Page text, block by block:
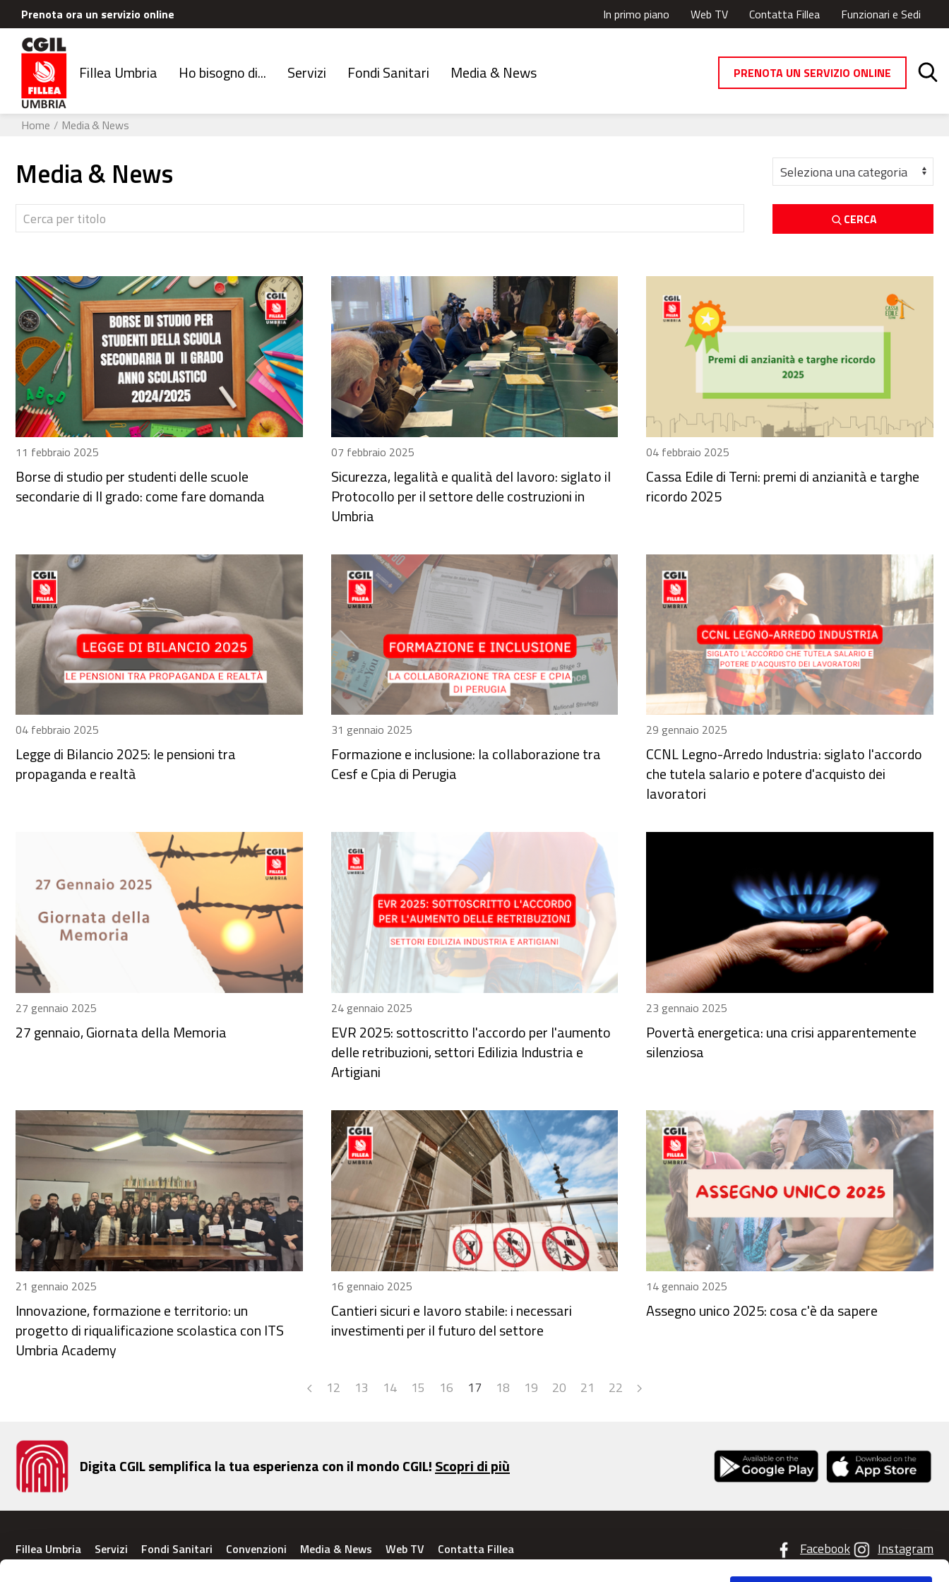
Prenota ora un servizio online In primo piano Web TV Contatta Fillea Funzionari e Sedi
Fillea Umbria Ho bisogno di... Servizi Fondi Sanitari Media & News PRENOTA UN SERVIZIO ONLINE
Home Media & News
Media & News
CERCA
11 febbraio 2025
Borse di studio per studenti delle scuole
secondarie di II grado: come fare domanda
07 febbraio 2025
Sicurezza, legalità e qualità del lavoro: siglato il
Protocollo per il settore delle costruzioni in
Umbria
04 febbraio 2025
Cassa Edile di Terni: premi di anzianità e targhe
ricordo 2025
04 febbraio 2025
Legge di Bilancio 2025: le pensioni tra
propaganda e realtà
31 gennaio 2025
Formazione e inclusione: la collaborazione tra
Cesf e Cpia di Perugia
29 gennaio 2025
CCNL Legno-Arredo Industria: siglato l'accordo
che tutela salario e potere d'acquisto dei
lavoratori
27 gennaio 2025
27 gennaio, Giornata della Memoria
24 gennaio 2025
EVR 2025: sottoscritto l'accordo per l'aumento
delle retribuzioni, settori Edilizia Industria e
Artigiani
23 gennaio 2025
Povertà energetica: una crisi apparentemente
silenziosa
21 gennaio 2025
Innovazione, formazione e territorio: un
progetto di riqualificazione scolastica con ITS
Umbria Academy
16 gennaio 2025
Cantieri sicuri e lavoro stabile: i necessari
investimenti per il futuro del settore
14 gennaio 2025
Assegno unico 2025: cosa c'è da sapere
12 13 14 15 16 17 18 19 20 21 22
Digita CGIL semplifica la tua esperienza con il mondo CGIL!Scopri di più
Fillea Umbria Servizi Fondi Sanitari Convenzioni Media & News Web TV Contatta Fillea Facebook Instagram